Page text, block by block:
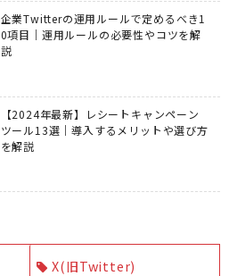
企業Twitterの運用ルールで定めるべき1
0項目｜運用ルールの必要性やコツを解
説
【2024年最新】レシートキャンペーン
ツール13選｜導入するメリットや選び方
を解説
X(旧Twitter)